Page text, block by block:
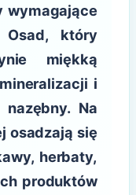
wymagające
Osad, który
miękką
i
Na
osadzają się
herbaty,
produktów